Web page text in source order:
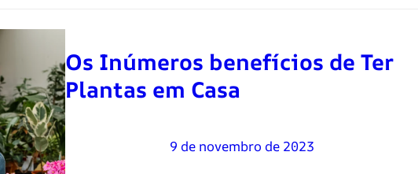
Os Inúmeros benefícios de Ter
Plantas em Casa
Renato Oliveira 9 de novembro de 2023